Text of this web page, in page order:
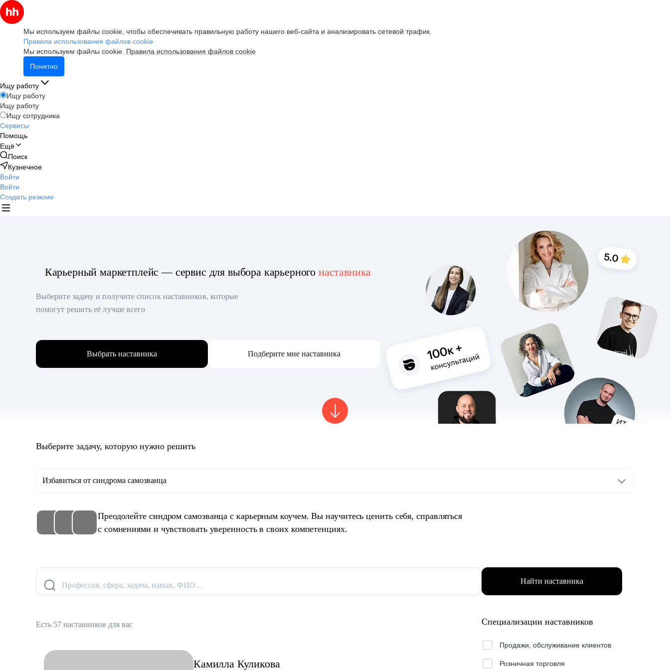
Мы используем файлы cookie, чтобы обеспечивать правильную работу нашего веб-сайта и анализировать сетевой трафик.
Правила использования файлов cookie
Мы используем файлы cookie. Правила использования файлов cookie
Понятно
Ищу работу
Ищу работу
Ищу работу
Ищу сотрудника
Сервисы
Помощь
Ещё
Поиск
Кузнечное
Войти
Войти
Создать резюме
Карьерный маркетплейс — сервис для выбора карьерного наставника
Выберите задачу и получите список наставников, которые
помогут решить её лучше всего
Выбрать наставника Подберите мне наставника
Выберите задачу, которую нужно решить
Избавиться от синдрома самозванца
Преодолейте синдром самозванца с карьерным коучем. Вы научитесь ценить себя, справляться
с сомнениями и чувствовать уверенность в своих компетенциях.
Профессия, сфера, задача, навык, ФИО… Найти наставника
Есть 57 наставников для вас
Камилла Куликова
Специализации наставников
Продажи, обслуживание клиентов
Розничная торговля